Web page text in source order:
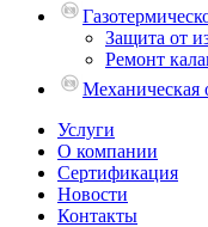
Защита от
Ремонт
Механическая
Услуги
О компании
Сертификация
Новости
Контакты